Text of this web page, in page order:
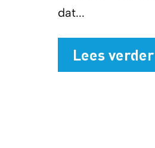
dat...
Lees verder